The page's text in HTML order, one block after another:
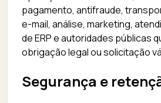
pagamento, antifraude,
e-mail, análise, marketing,
de ERP e autoridades públicas
obrigação legal ou solicitação
Segurança e